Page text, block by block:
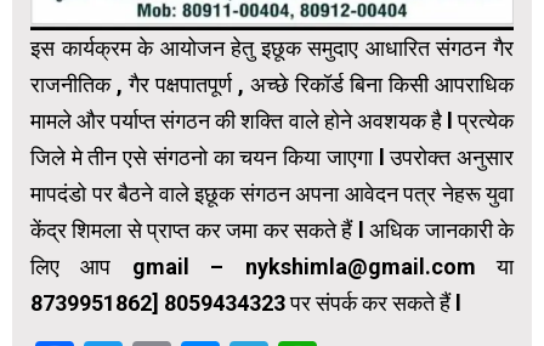
इस कार्यक्रम के आयोजन हेतु इछूक समुदाए आधारित संगठन गैर
राजनीतिक , गैर पक्षपातपूर्ण , अच्छे रिकॉर्ड बिना किसी आपराधिक
मामले और पर्याप्त संगठन की शक्ति वाले होने अवशयक है l प्रत्येक
जिले मे तीन एसे संगठनो का चयन किया जाएगा l उपरोक्त अनुसार
मापदंडो पर बैठने वाले इछूक संगठन अपना आवेदन पत्र नेहरू युवा
केंद्र शिमला से प्राप्त कर जमा कर सकते हैं l अधिक जानकारी के
लिए आप gmail – nykshimla@gmail.com या
8739951862] 8059434323 पर संपर्क कर सकते हैं l